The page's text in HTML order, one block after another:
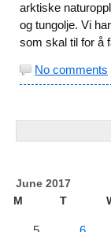
arktiske
og tungolje. Vi
som skal til for å
No comments
June 2017
M
T